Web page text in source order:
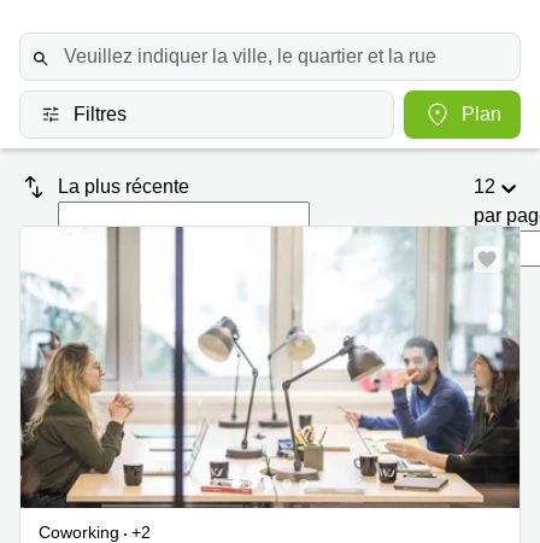
Salles
de
réunion
Bureau
virtuel
Marseille
Nantes
Toulouse
Nice
Strasbourg
Lille
Coworking
Paris
Lyon
Coworking
d'affaires
Toulouse
Coworking
Toulouse
Coworking
Nice
Centres
d'affaires
Lyon
Connexion
Filtres Plan
La plus récente
12
par
Coworking
+2